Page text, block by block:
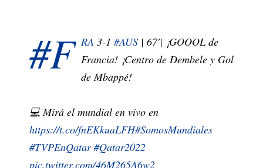
#F RA 3-1 #AUS | 67'| ¡GOOOL de
Francia! ¡Centro de Dembele y Gol
de Mbappé!
💻 Mirá el mundial en vivo en
https://t.co/fnEKkuaLFH#SomosMundiales
#TVPEnQatar #Qatar2022
pic.twitter.com/46M265A6w2